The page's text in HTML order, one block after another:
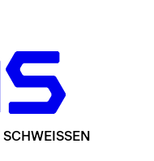
SCHWEISSEN